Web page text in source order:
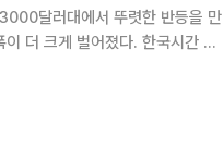
달러대에서 뚜렷한 반등을 만
벌어졌다. 한국시간 5